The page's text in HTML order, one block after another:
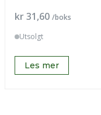
Pris
kr 31,60 /boks
Utsolgt
Les mer